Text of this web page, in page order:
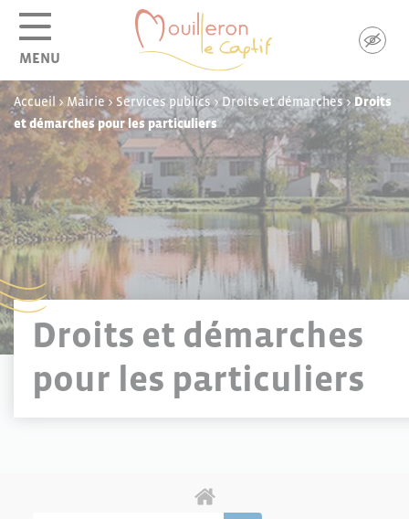
MENU
Accueil >Mairie> Services publics>Droits et démarches>Droits
et démarches pour les particuliers
Droits et démarches
pour les particuliers
Panneau de gestion des cookies